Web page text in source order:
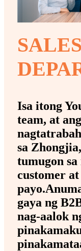
SALES
Isa itong
team, at
sa
tumugon
customer
gaya ng
nag-aalok